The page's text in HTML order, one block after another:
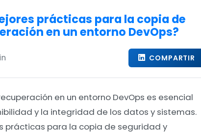
prácticas para la copia de
en un entorno DevOps?
COMPARTIR
en un entorno DevOps es esencial
y la integridad de los datos y sistemas.
prácticas para la copia de seguridad y